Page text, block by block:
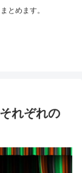
とめます。
れぞれの